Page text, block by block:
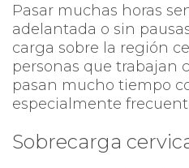
Pasar muchas horas
adelantada o sin
carga sobre la región
personas que trabajan
pasan mucho tiempo
especialmente
Sobrecarga